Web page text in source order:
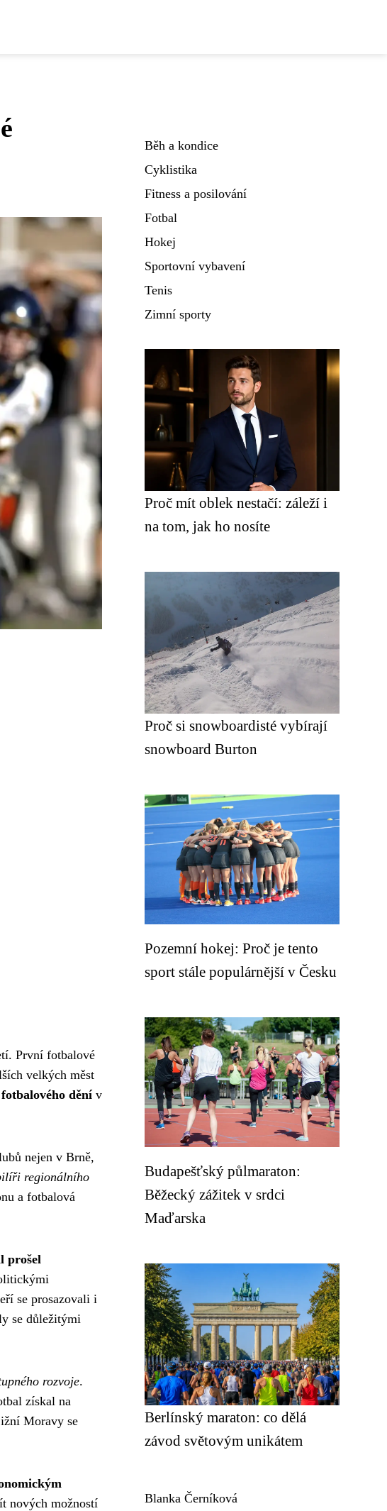
První fotbalové
velkých měst
děnív
nejen v Brně,
regionálního
a fotbalová
prošel
se prosazovali i
se důležitými
rozvoje.
získal na
Moravy se
nových možností
Běh a kondice
Cyklistika
Fitness a posilování
Fotbal
Hokej
Sportovní vybavení
Tenis
Zimní sporty
Proč mít oblek nestačí: záleží i
na tom, jak ho nosíte
Proč si snowboardisté vybírají
snowboard Burton
Pozemní hokej: Proč je tento
sport stále populárnější v Česku
Budapešťský půlmaraton:
Běžecký zážitek v srdci
Maďarska
Berlínský maraton: co dělá
závod světovým unikátem
Blanka Černíková